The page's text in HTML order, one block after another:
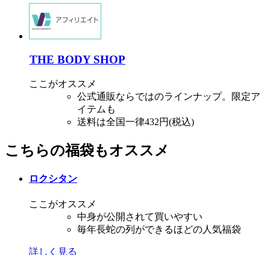
THE BODY SHOP
ここがオススメ
公式通販ならではのラインナップ。限定ア
イテムも
送料は全国一律432円(税込)
こちらの福袋もオススメ
ロクシタン
ここがオススメ
中身が公開されて買いやすい
毎年長蛇の列ができるほどの人気福袋
詳しく見る